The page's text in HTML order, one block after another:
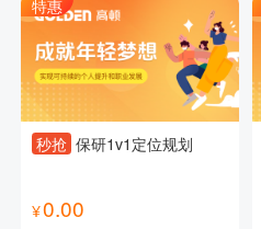
特惠
秒抢 保研1v1定位规划
¥0.00